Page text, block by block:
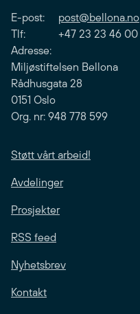
E-post: post@bellona.no
Tlf: +47 23 23 46 00
Adresse:
Miljøstiftelsen Bellona
Rådhusgata 28
0151 Oslo
Org. nr: 948 778 599
Støtt vårt arbeid!
Avdelinger
Prosjekter
RSS feed
Nyhetsbrev
Kontakt